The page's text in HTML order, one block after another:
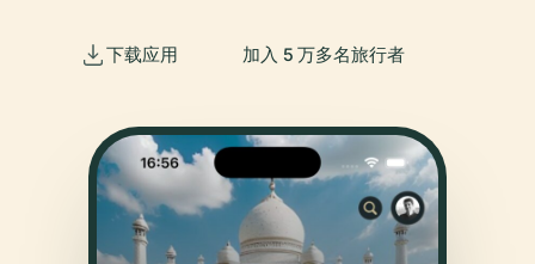
下载应用 加入 5 万多名旅行者